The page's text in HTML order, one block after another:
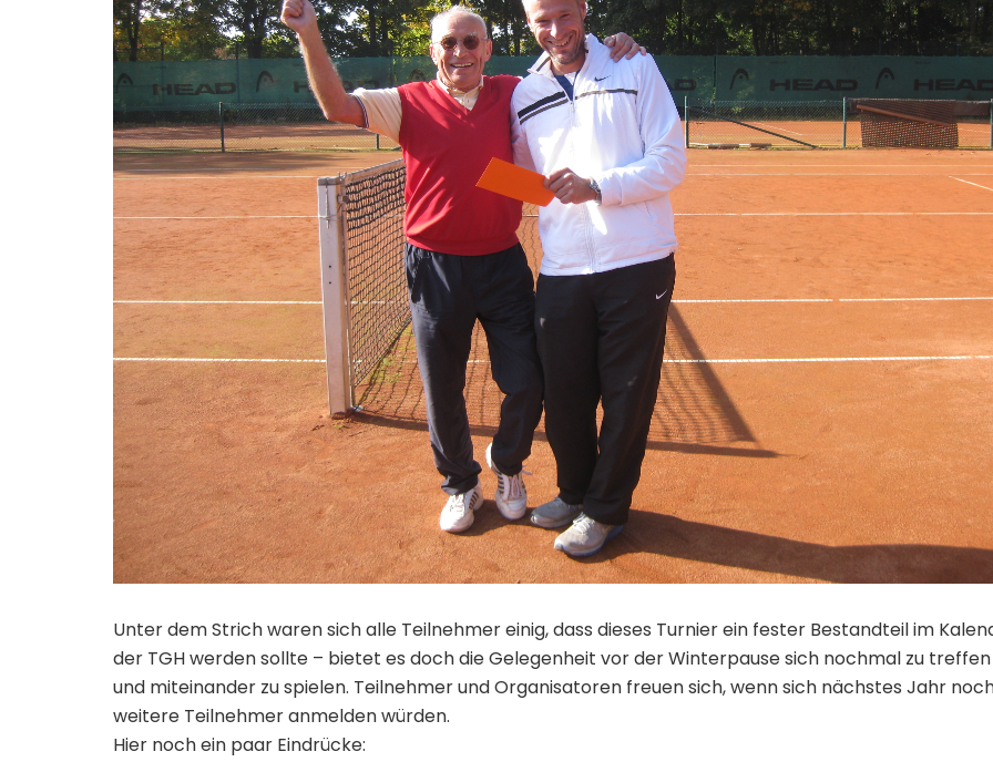
Unter dem Strich waren sich alle Teilnehmer einig, dass dieses Turnier ein fester Bestandteil im
der TGH werden sollte – bietet es doch die Gelegenheit vor der Winterpause sich nochmal zu treffen
und miteinander zu spielen. Teilnehmer und Organisatoren freuen sich, wenn sich nächstes Jahr
weitere Teilnehmer anmelden würden.
Hier noch ein paar Eindrücke: